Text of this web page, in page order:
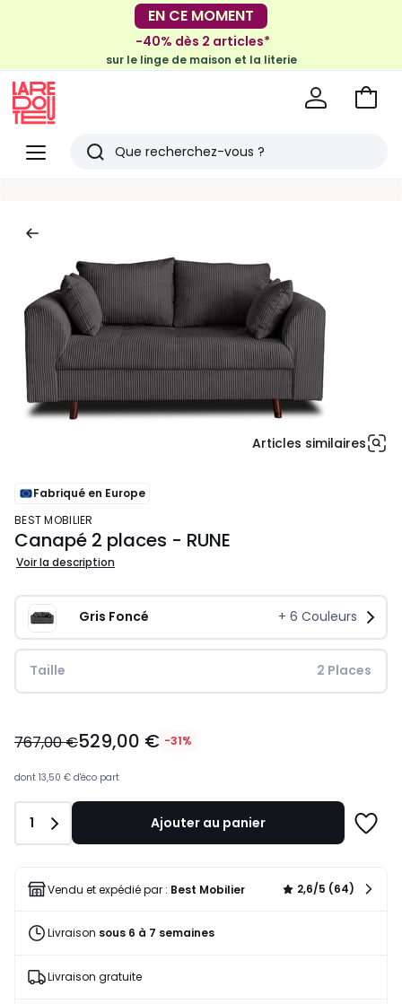
-30€ tous les 100€*
sur le meuble & la déco
EN CE MOMENT
-40% dès 2 articles*
sur le linge de maison et la literie
Menu
Redoute
Rechercher
Voir
Articles similaires
Fabriqué en Europe
BEST MOBILIER
Canapé 2 places - RUNE
Voir la description
Gris Foncé + 6 Couleurs
Taille 2 Places
€
lieu
767,00
31%
réduction
appliquée.
767,00 €529,00 € -31%
dont 13,50 € d'éco part
Quantité
1 Ajouter au panier
liste
Vendu et expédié par : Best Mobilier 2,6/5 (64)
Livraison sous 6 à 7 semaines
Livraison gratuite